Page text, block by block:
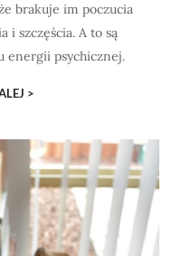
brakuje im poczucia
i szczęścia. A to są
energii psychicznej.
>